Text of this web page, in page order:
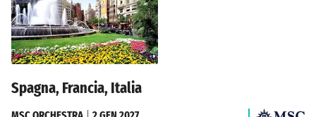
Spagna, Francia, Italia